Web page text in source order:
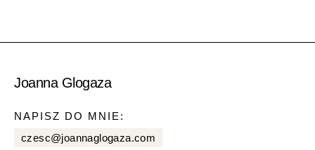
Joanna Glogaza
NAPISZ DO MNIE:
czesc@joannaglogaza.com